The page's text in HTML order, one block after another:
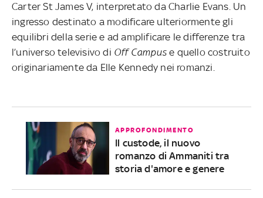
Carter St James V, interpretato da Charlie Evans. Un
ingresso destinato a modificare ulteriormente gli
equilibri della serie e ad amplificare le differenze tra
l’universo televisivo di Off Campus e quello costruito
originariamente da Elle Kennedy nei romanzi.
APPROFONDIMENTO
Il custode, il nuovo
romanzo di Ammaniti tra
storia d'amore e genere